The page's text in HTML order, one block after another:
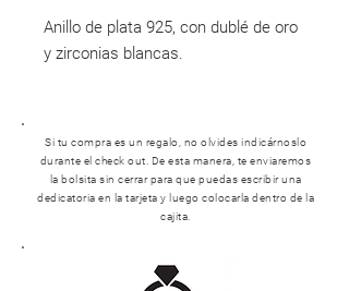
Anillo de plata 925, con dublé de oro
y zirconias blancas.
Si tu compra es un regalo, no olvides indicárnoslo
durante el check out. De esta manera, te enviaremos
la bolsita sin cerrar para que puedas escribir una
dedicatoria en la tarjeta y luego colocarla dentro de la
cajita.